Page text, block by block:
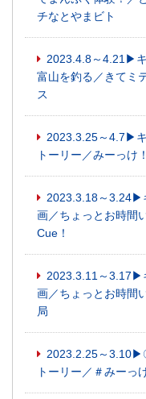
チなとやまビト
2023.4.8～4.21▶
富山を釣る／きてミ
ス
2023.3.25～4.7▶
トーリー／みーっけ
2023.3.18～3.24▶
画／ちょっとお時間
Cue！
2023.3.11～3.17▶
画／ちょっとお時間
局
2023.2.25～3.10▶
トーリー／＃みーっ